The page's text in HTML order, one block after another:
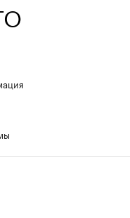
и
минивэн
есть ли
новой
что выливается